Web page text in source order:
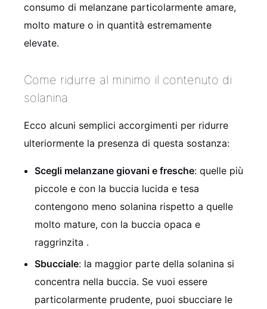
consumo di melanzane particolarmente amare,
molto mature o in quantità estremamente
elevate.
Come ridurre al minimo il contenuto di
solanina
Ecco alcuni semplici accorgimenti per ridurre
ulteriormente la presenza di questa sostanza:
Scegli melanzane giovani e fresche: quelle più
piccole e con la buccia lucida e tesa
contengono meno solanina rispetto a quelle
molto mature, con la buccia opaca e
raggrinzita .
Sbucciale: la maggior parte della solanina si
concentra nella buccia. Se vuoi essere
particolarmente prudente, puoi sbucciare le